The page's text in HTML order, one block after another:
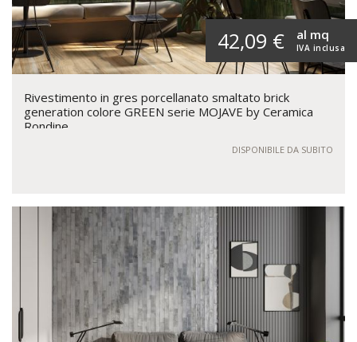
42,09 € IVA inclusa
al mq
Rivestimento in gres porcellanato smaltato brick
generation colore GREEN serie MOJAVE by Ceramica
Rondine
DISPONIBILE DA SUBITO